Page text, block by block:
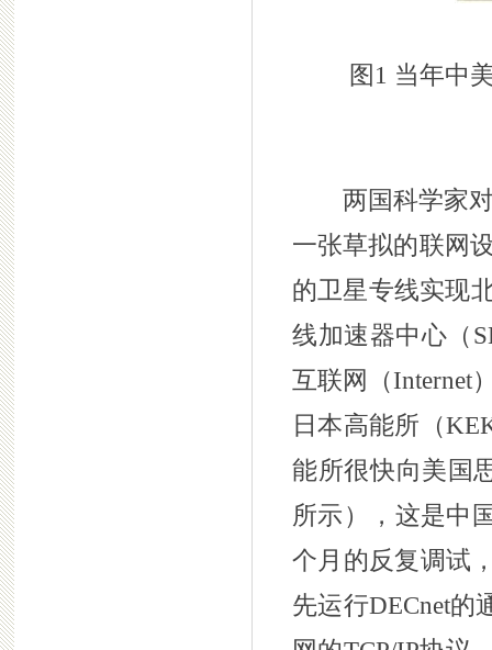
图1 当年中
两国科学家对
一张草拟的联网
的卫星专线实现
线加速器中心（
互联网（Internet
日本高能所（
能所很快向美国
所示），这是中
个月的反复调试
先运行DECnet的